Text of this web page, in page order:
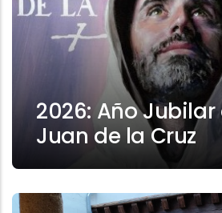
2026: Año Jubilar
Juan de la Cruz